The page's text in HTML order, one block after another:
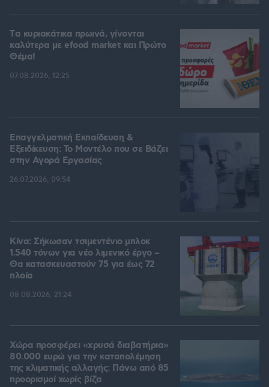
Tα κυριακάτικα πρωινά, γίνονται
καλύτερα με efood market και Πρώτο
Θέμα!
07.08.2026, 12:25
Επαγγελματική Εκπαίδευση &
Εξειδίκευση: Το Mοντέλο που σε Bάζει
στην Aγορά Eργασίας
26.07.2026, 09:54
Κίνα: Σήκωσαν τσιμεντένιο μπλοκ
1.540 τόνων για νέο λιμενικό έργο –
Θα κατασκευαστούν 75 για έως 72
πλοία
08.08.2026, 21:24
Χώρα προσφέρει «χρυσά διαβατήρια»
80.000 ευρώ για την καταπολέμηση
της κλιματικής αλλαγής: Πάνω από 85
προορισμοί χωρίς βίζα